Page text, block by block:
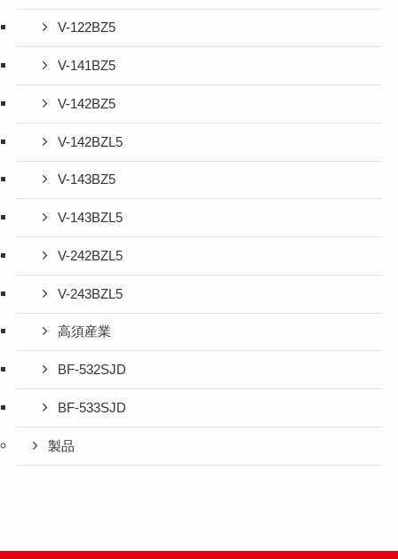
V-122BZ5
V-141BZ5
V-142BZ5
V-142BZL5
V-143BZ5
V-143BZL5
V-242BZL5
V-243BZL5
高須産業
BF-532SJD
BF-533SJD
製品